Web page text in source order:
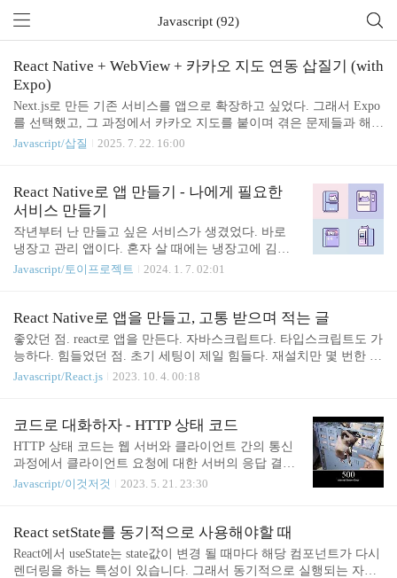
Javascript (92)
React Native + WebView + 카카오 지도 연동 삽질기 (with
Expo)
Next.js로 만든 기존 서비스를 앱으로 확장하고 싶었다. 그래서 Expo
를 선택했고, 그 과정에서 카카오 지도를 붙이며 겪은 문제들과 해결
방법을 정리해본다. 이 글은 완벽한 가이드라기보다는 내가 실제 겪
산에 관심이 많았었기에 국토부 실거래 자료를 기반으로 한 웹 기반
의 Next.js로 만든 서비스가 있었다."이걸 앱으로 만들어보고 광고를
한번 붙여봐 ?" 라고 결정하고, Expo를 사용해 개발을 시작했다. 이
유는 단순했다:React 기반이라 코드 재사용이 쉬울 것 같았고,배포가
빠를 것 같았고,네이티브 개발을 하고 싶지 않았고,이전엔 CLI로 한
번 개발을 했었는데..
Javascript/삽질 2025. 7. 22. 16:00
React Native로 앱 만들기 - 나에게 필요한
서비스 만들기
작년부터 난 만들고 싶은 서비스가 생겼었다. 바로
냉장고 관리 앱이다. 혼자 살 때에는 냉장고에 김치
밖에 없었는데, 결혼을 하고 나니 냉장고가 터지려고
고자 냉장고 관리 앱들을 찾아봤지만 내가 만족스러
운 앱이 없었다. 내가 원하는 서비스가 없는데 직접
만들자 (기획자/개발자 부부의 고질병) 하지만 나는
하지 못했다. 그렇기에 아내를 열심히 꼬셨다. 넘치
했다. 이 서비스를 만들게 된 계기 결혼 후 집에서 밥
을 많이 해 먹는다. 냉장고/냉동실이 터지려고 한다.
언제나 진수성찬을 해 먹는 것이 아닌 생존요리 & ..
Javascript/토이프로젝트 2024. 1. 7. 02:01
React Native로 앱을 만들고, 고통 받으며 적는 글
좋았던 점. react로 앱을 만든다. 자바스크립트다. 타입스크립트도 가
능하다. 힘들었던 점. 초기 세팅이 제일 힘들다. 재설치만 몇 번한 것
같다. 무엇이 잘못된 건지도 모르겠다. 왜 잘되는지 모르겠다. 라이
자료구조처럼 1 > 2 > 3 으로 쌓이고 뒤로 가면 3 > 2 > 1 이런 형식이
고 Navigation은 쌓이지 않는다. 앱을 껐다 켜도 데이터가 유지되려
면 storage를 사용해야한다. (https://github.com/react-native-async-stora
Javascript/React.js 2023. 10. 4. 00:18
코드로 대화하자 - HTTP 상태 코드
HTTP 상태 코드는 웹 서버와 클라이언트 간의 통신
과정에서 클라이언트 요청에 대한 서버의 응답 결과
를 전달하는 코드입니다. 이 코드는 HTTP 응답의 일
과 백엔드 팀이 HTTP 상태 코드를 기준으로 특정 상
황에 대한 코드 값을 약속하게 된다면 불필요한 커뮤
니케이션을 줄일 수 있습니다. 예를 들어 HTTP 상태
Javascript/이것저것 2023. 5. 21. 23:30
React setState를 동기적으로 사용해야할 때
React에서 useState는 state값이 변경 될 때마다 해당 컴포넌트가 다시
렌더링을 하는 특성이 있습니다. 그래서 동기적으로 실행되는 자바